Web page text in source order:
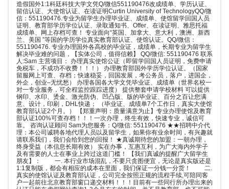
造假国外1:1科廷科技大学文凭Q/微信551190476改成绩单、学历认证、
留信认证、大使馆认证、在读证明Curtin University of TechnologyQQ/微
信：551190476.专业为留学生办理毕业证、成绩单、使馆留学回国人员
证明、教育部学历学位认证、录取通知书、Offer、在读证明、雅思托福
成绩单、网上存档可查！ 专业面向“英国、加拿大、意大利，澳洲、新西
兰、美国 ”等国的学历学位真实教育部认证、使馆认证。QQ/微信：
551190476. 专业办理国外各高校的毕业证，成绩单，长期专业为留学生
解决毕业难的问题，【实体公司，值得信赖】 QQ/微信: 551190476 联系
人:Sam 主营项目： 办理真实使馆公证（即留学回国人员证明，免费申请
免税车，不成功不收费！！！） 办理教育部国外学历学位认证。（国家
留服网上可查、存档；快速稳妥，回国发展，考公务员，落户，进国企，
外企，创业–无忧愁） 办理各国各大学文凭毕业证、成绩单（世界名校一
对一专业服务，可全程监控跟踪进度） 提供整套申请学校材料 可以提供
钢印、水印、烫金、激光防伪、凹凸版、版的毕业证、百分之百让您满
意、设计，印刷，DHL快递； （毕业证、成绩单7个工作日，真实大使馆
教育部认证2个月。） 【郑重声明：质量满意为止】专业办理使馆及教育
部认证100%可查存档！！！一次办理，终生有效，快速专业，诚信可
靠。 咨询认证顾问 Sam为您服务：Q/微信: 551190476 ★★招聘中介代
理：本公司诚聘各地代理人员以及留学生，如果你有业余时间，有兴趣就
请联系我们，我们会给到您的回报！ ★真诚期待您的加盟：一朝办理，
终身受益（本信息长期有效） 实在办事，互惠互利，为广大海内外学子
及有需要的人士在事业上跨过这道门槛！ 【我们真诚的提醒广大留学生
朋友】： 一. 本行业市场混乱，不要只贪图便宜，无论是真实版还是
1:1复制版，都会有相应的成本在里面，我们保证一分钱一分货！ 二.
真实的使馆认证及教育部认证，公司完全按照正规的流程手续,可陪同客
户一起前往北京教育部窗口递交材料！！！目前有一些同行所办理出来的